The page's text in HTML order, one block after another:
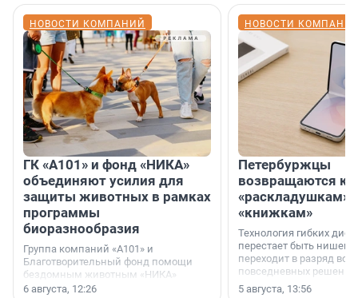
НОВОСТИ КОМПАНИЙ
ГК «А101» и фонд «НИКА»
объединяют усилия для
защиты животных в рамках
программы
биоразнообразия
Группа компаний «А101» и
Благотворительный фонд помощи
бездомным животным «НИКА»
заключили соглашение о
6 августа, 12:26
НОВОСТИ
Петербуржцы
возвращаются к
«раскладушкам»
«книжкам»
Технология гибких
перестает быть
переходит в разряд
повседневных
5 августа, 13:56